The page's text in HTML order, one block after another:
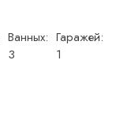
Ванных:
3
Гаражей:
1